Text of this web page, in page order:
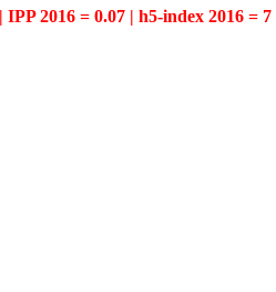
2016 = 0.07 | h5-index 2016 =